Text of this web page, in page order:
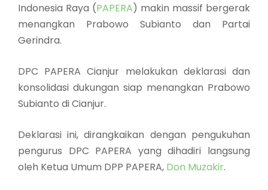
Indonesia Raya (PAPERA) makin massif bergerak
menangkan Prabowo Subianto dan Partai
Gerindra.
DPC PAPERA Cianjur melakukan deklarasi dan
konsolidasi dukungan siap menangkan Prabowo
Subianto di Cianjur.
Deklarasi ini, dirangkaikan dengan pengukuhan
pengurus DPC PAPERA yang dihadiri langsung
oleh Ketua Umum DPP PAPERA, Don Muzakir.